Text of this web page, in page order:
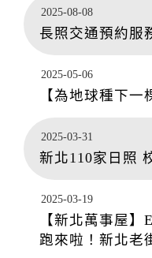
2025-08-08
長照交通預約服
2025-05-06
【為地球種下一
2025-03-31
新北110家日照
2025-03-19
【新北萬事屋
跑來啦！新北老